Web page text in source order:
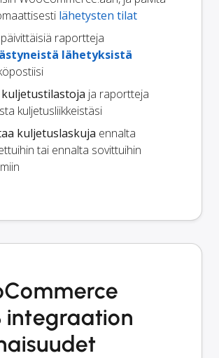
lähetysten tilat
raportteja
lähetyksistä
kuljetustilastoja ja raportteja
kuljetusliikkeistäsi
kuljetuslaskuja ennalta
tai ennalta sovittuihin
integraation